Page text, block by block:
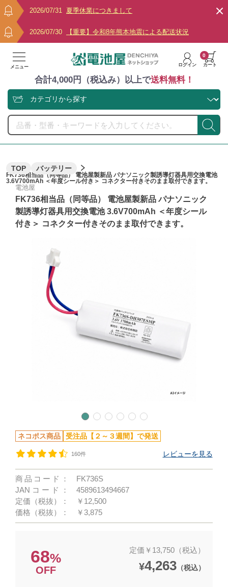
2026/07/31 夏季休業につきまして
2026/07/30 【重要】令和8年熊本地震による配送状況
メニュー ログイン カート
0
合計4,000円（税込み）以上で送料無料！
TOP バッテリー
FK736相当品（同等品） 電池屋製新品 パナソニック製誘導灯器具用交換電池
3.6V700mAh ＜年度シール付き＞ コネクター付きそのまま取付できます。
電池屋
FK736相当品（同等品） 電池屋製新品 パナソニック
製誘導灯器具用交換電池 3.6V700mAh ＜年度シール
付き＞ コネクター付きそのまま取付できます。
ネコポス商品 受注品【２～３週間】で発送
160件 レビューを見る
商品コード：
FK736S
JANコード：
4589613494667
定価（税抜）：
￥12,500
価格（税抜）：
￥3,875
68%
OFF
定価￥13,750（税込）
¥4,263（税込）